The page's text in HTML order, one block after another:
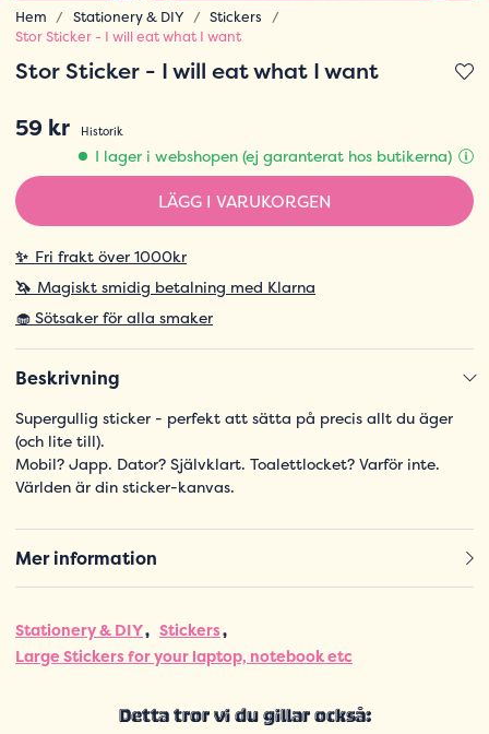
Hem Stationery & DIY
Stickers
Stor Sticker - I will eat what I want
Stor Sticker - I will eat what I want
59 kr
Historik
I lager i webshopen (ej garanterat hos butikerna)
LÄGG I VARUKORGEN
✨ Fri frakt över 1000kr
🦄 Magiskt smidig betalning med Klarna
🧁 Sötsaker för alla smaker
Beskrivning
Supergullig sticker - perfekt att sätta på precis allt du äger
(och lite till).
Mobil? Japp. Dator? Självklart. Toalettlocket? Varför inte.
Världen är din sticker-kanvas.
Mer information
Stationery & DIY
Stickers
Large Stickers for your laptop, notebook etc
Detta tror vi du gillar också: